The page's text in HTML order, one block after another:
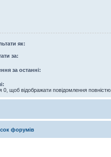
як:
за:
за останні:
0, щоб відображати повідомлення повністю.
форумів